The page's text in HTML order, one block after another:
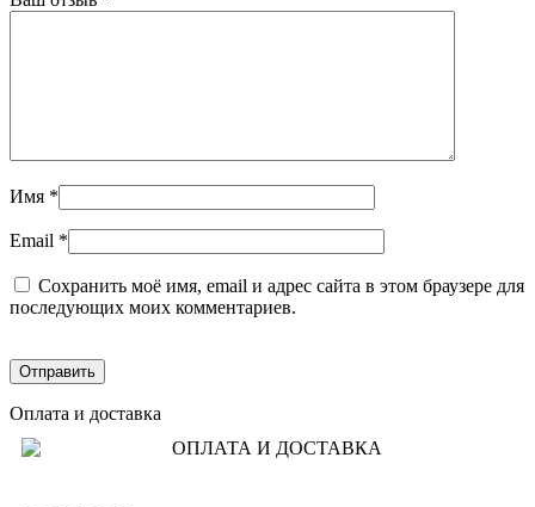
Имя *
Email *
Сохранить моё имя, email и адрес сайта в этом браузере для
последующих моих комментариев.
Оплата и доставка